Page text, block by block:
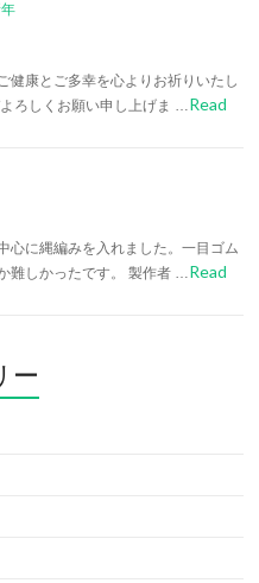
健康とご多幸を心よりお祈りいたし
ろしくお願い申し上げま …Read
心に縄編みを入れました。一目ゴム
難しかったです。 製作者 …Read
ー